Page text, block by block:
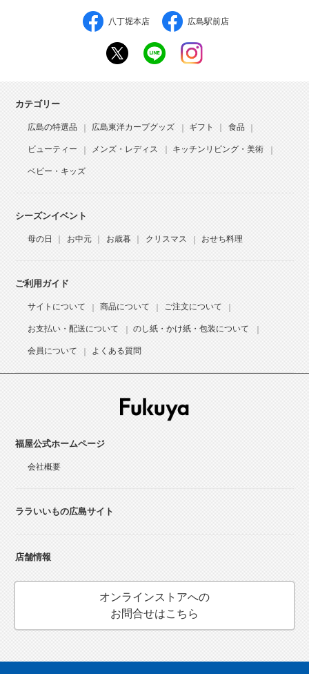
八丁堀本店 広島駅前店
カテゴリー
広島の特選品 広島東洋カープグッズ ギフト 食品
ビューティー メンズ・レディス キッチンリビング・美術
ベビー・キッズ
シーズンイベント
母の日 お中元 お歳暮 クリスマス おせち料理
ご利用ガイド
サイトについて 商品について ご注文について
お支払い・配送について のし紙・かけ紙・包装について
会員について よくある質問
福屋公式ホームページ
会社概要
ララいいもの広島サイト
店舗情報
オンラインストアへの
お問合せはこちら